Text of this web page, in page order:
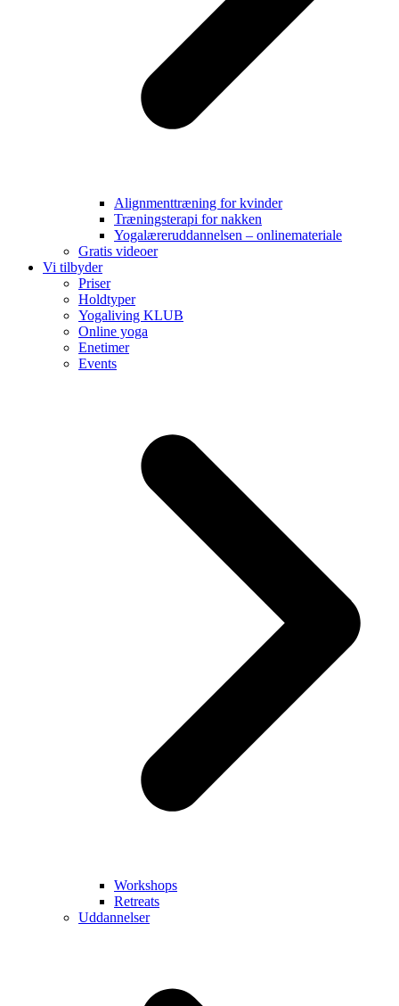
Alignmenttræning for kvinder
Træningsterapi for nakken
Yogalæreruddannelsen – onlinemateriale
Gratis videoer
Vi tilbyder
Priser
Holdtyper
Yogaliving KLUB
Online yoga
Enetimer
Events
Workshops
Retreats
Uddannelser